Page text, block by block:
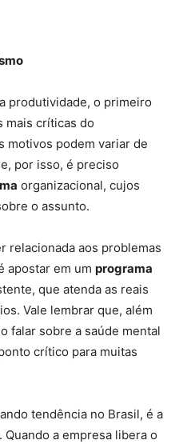
produtividade, o primeiro
mais críticas do
motivos podem variar de
por isso, é preciso
organizacional, cujos
o assunto.
relacionada aos problemas
apostar em um programa
que atenda as reais
Vale lembrar que, além
falar sobre a saúde mental
crítico para muitas
tendência no Brasil, é a
. Quando a empresa libera o